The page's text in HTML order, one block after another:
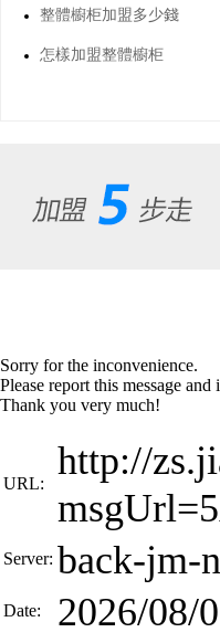
整體櫥柜加盟多少錢
怎樣加盟整體櫥柜